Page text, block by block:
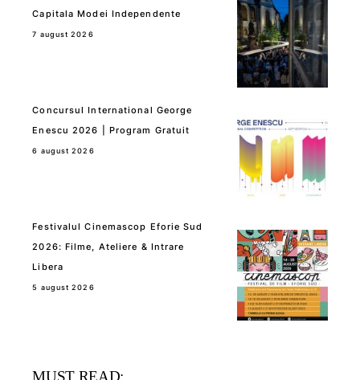
Capitala Modei Independente
7 august 2026
Concursul International George
Enescu 2026 | Program Gratuit
6 august 2026
Festivalul Cinemascop Eforie Sud
2026: Filme, Ateliere & Intrare
Libera
5 august 2026
MUST READ: